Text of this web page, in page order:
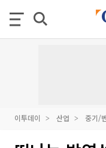
이투데이 산업 중기/